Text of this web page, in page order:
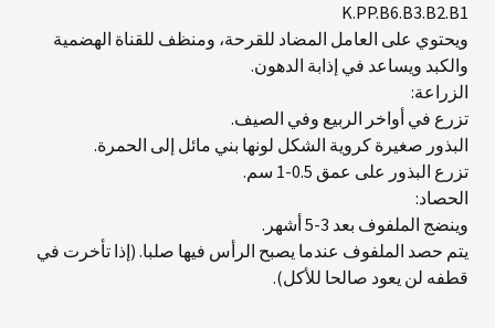
K.PP.B6.B3.B2.B1
ويحتوي على العامل المضاد للقرحة، ومنظف للقناة الهضمية
والكبد ويساعد في إذابة الدهون.
الزراعة:
تزرع في أواخر الربيع وفي الصيف.
البذور صغيرة كروية الشكل لونها بني مائل إلى الحمرة.
تزرع البذور على عمق 0.5-1 سم.
الحصاد:
وينضج الملفوف بعد 3-5 أشهر.
يتم حصد الملفوف عندما يصبح الرأس فيها صلبا. (إذا تأخرت في
قطفه لن يعود صالحا للأكل).